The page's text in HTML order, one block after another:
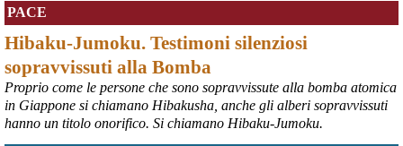
PACE
Hibaku-Jumoku. Testimoni silenziosi
sopravvissuti alla Bomba
Proprio come le persone che sono sopravvissute alla bomba atomica
in Giappone si chiamano Hibakusha, anche gli alberi sopravvissuti
hanno un titolo onorifico. Si chiamano Hibaku-Jumoku.